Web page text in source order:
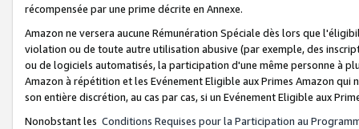
récompensée par une prime décrite en Annexe.
Amazon ne versera aucune Rémunération Spéciale dès lors que
violation ou de toute autre utilisation abusive (par exemple, des
ou de logiciels automatisés, la participation d'une même personne à
Amazon à répétition et les Evénement Eligible aux Primes Amazon qui
son entière discrétion, au cas par cas, si un Evénement Eligible aux
Nonobstant les Conditions Requises pour la Participation au